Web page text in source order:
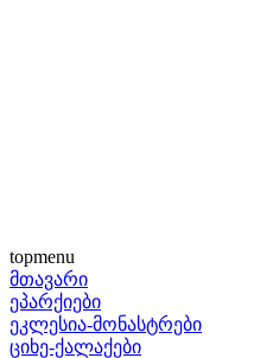
topmenu
მთავარი
ეპარქიები
ეკლესია-მონასტრები
ციხე-ქალაქები